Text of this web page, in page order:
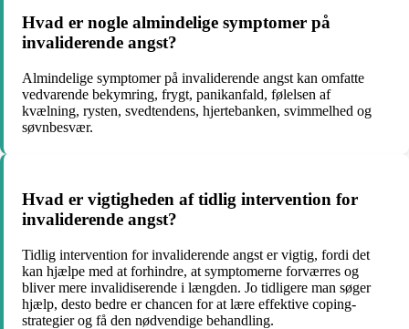
Hvad er nogle almindelige symptomer på
invaliderende angst?
Almindelige symptomer på invaliderende angst kan omfatte
vedvarende bekymring, frygt, panikanfald, følelsen af ​​
kvælning, rysten, svedtendens, hjertebanken, svimmelhed og
søvnbesvær.
Hvad er vigtigheden af tidlig intervention for
invaliderende angst?
Tidlig intervention for invaliderende angst er vigtig, fordi det
kan hjælpe med at forhindre, at symptomerne forværres og
bliver mere invalidiserende i længden. Jo tidligere man søger
hjælp, desto bedre er chancen for at lære effektive coping-
strategier og få den nødvendige behandling.